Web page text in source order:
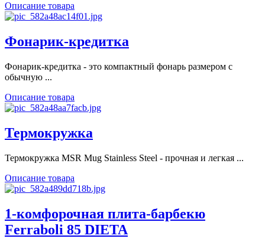
Описание товара
Фонарик-кредитка
Фонарик-кредитка - это компактный фонарь размером с
обычную ...
Описание товара
Термокружка
Термокружка MSR Mug Stainless Steel - прочная и легкая ...
Описание товара
1-комфорочная плита-барбекю
Ferraboli 85 DIETA